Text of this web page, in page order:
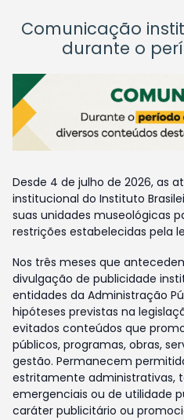
Comunicação
durante o
Desde 4 de julho de 2026, as
institucional do Instituto
suas unidades museológicas
restrições estabelecidas pela
Nos três meses que
divulgação de publicidade
entidades da Administração
hipóteses previstas na
evitados conteúdos que
públicos, programas, obras,
gestão. Permanecem
estritamente administrativas,
emergenciais ou de utilidade
caráter publicitário ou